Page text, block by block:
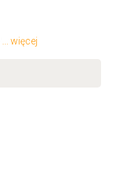
... więcej